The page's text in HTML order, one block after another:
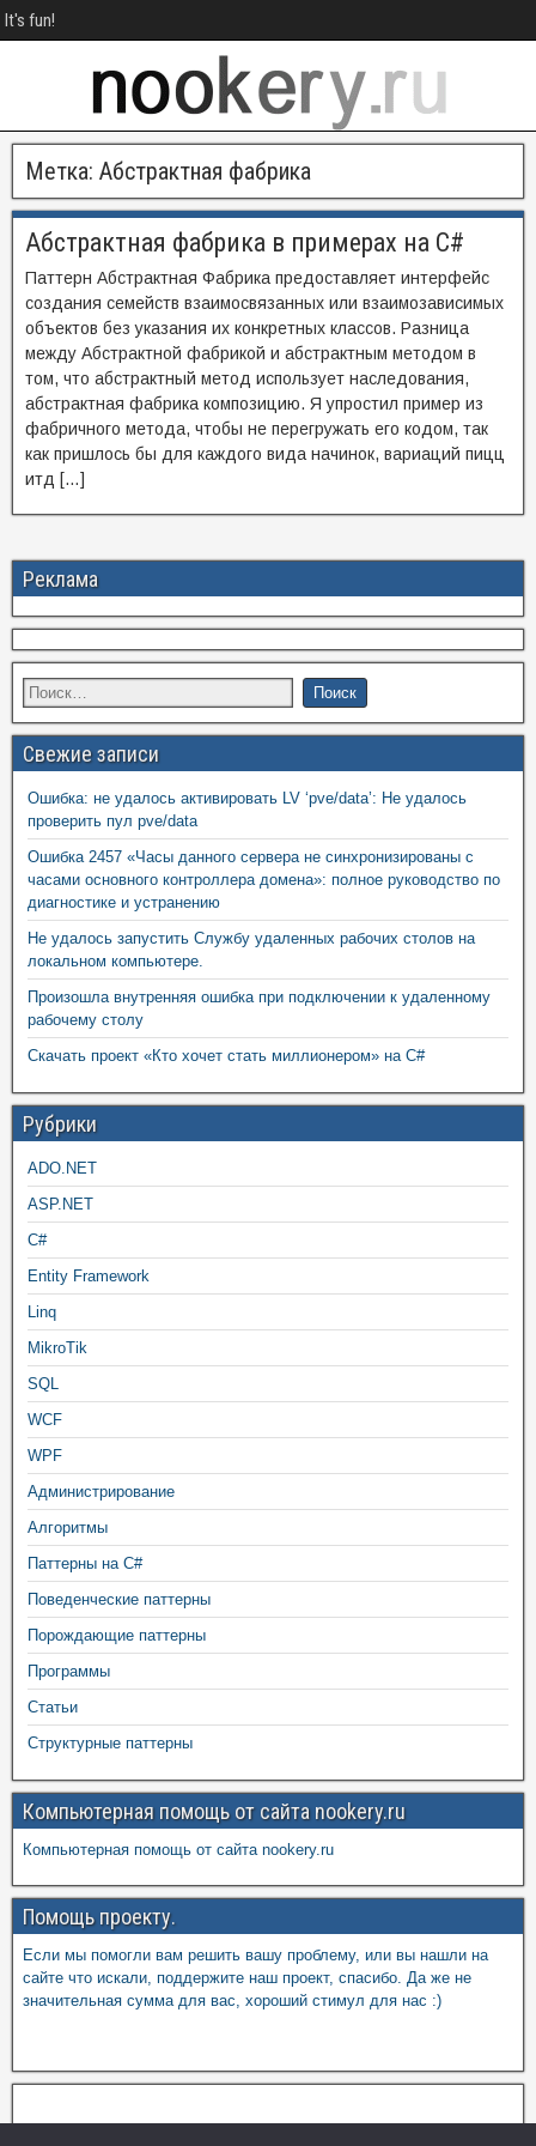
It's fun!
Метка: Абстрактная фабрика
Абстрактная фабрика в примерах на C#
Паттерн Абстрактная Фабрика предоставляет интерфейс
создания семейств взаимосвязанных или взаимозависимых
объектов без указания их конкретных классов. Разница
между Абстрактной фабрикой и абстрактным методом в
том, что абстрактный метод использует наследования,
абстрактная фабрика композицию. Я упростил пример из
фабричного метода, чтобы не перегружать его кодом, так
как пришлось бы для каждого вида начинок, вариаций пицц
итд […]
Реклама
Свежие записи
Ошибка: не удалось активировать LV ‘pve/data’: Не удалось
проверить пул pve/data
Ошибка 2457 «Часы данного сервера не синхронизированы с
часами основного контроллера домена»: полное руководство по
диагностике и устранению
Не удалось запустить Службу удаленных рабочих столов на
локальном компьютере.
Произошла внутренняя ошибка при подключении к удаленному
рабочему столу
Скачать проект «Кто хочет стать миллионером» на C#
Рубрики
ADO.NET
ASP.NET
C#
Entity Framework
Linq
MikroTik
SQL
WCF
WPF
Администрирование
Алгоритмы
Паттерны на C#
Поведенческие паттерны
Порождающие паттерны
Программы
Статьи
Структурные паттерны
Компьютерная помощь от сайта nookery.ru
Компьютерная помощь от сайта nookery.ru
Помощь проекту.
Если мы помогли вам решить вашу проблему, или вы нашли на
сайте что искали, поддержите наш проект, спасибо. Да же не
значительная сумма для вас, хороший стимул для нас :)